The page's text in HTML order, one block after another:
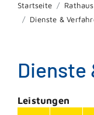
Startseite
Dienste &
Dienste
Leistungen